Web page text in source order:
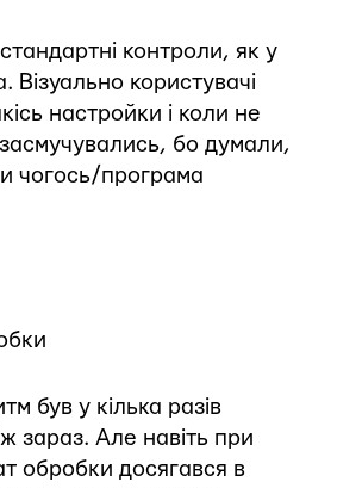
контроли, як у
Візуально користувачі
настройки і коли не
бо думали,
чогось/програма
був у кілька разів
зараз. Але навіть при
обробки досягався в